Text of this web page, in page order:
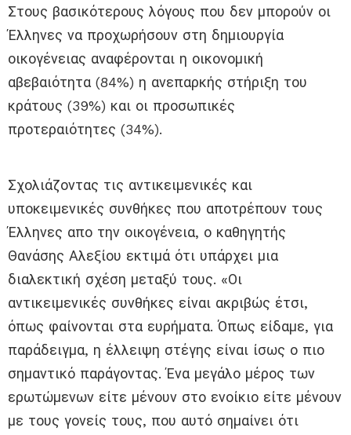
Στους βασικότερους λόγους που δεν μπορούν οι
Έλληνες να προχωρήσουν στη δημιουργία
οικογένειας αναφέρονται η οικονομική
αβεβαιότητα (84%) η ανεπαρκής στήριξη του
κράτους (39%) και οι προσωπικές
προτεραιότητες (34%).
Σχολιάζοντας τις αντικειμενικές και
υποκειμενικές συνθήκες που αποτρέπουν τους
Έλληνες απο την οικογένεια, ο καθηγητής
Θανάσης Αλεξίου εκτιμά ότι υπάρχει μια
διαλεκτική σχέση μεταξύ τους. «Οι
αντικειμενικές συνθήκες είναι ακριβώς έτσι,
όπως φαίνονται στα ευρήματα. Όπως είδαμε, για
παράδειγμα, η έλλειψη στέγης είναι ίσως ο πιο
σημαντικό παράγοντας. Ένα μεγάλο μέρος των
ερωτώμενων είτε μένουν στο ενοίκιο είτε μένουν
με τους γονείς τους, που αυτό σημαίνει ότι